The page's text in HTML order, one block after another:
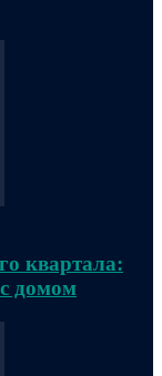
квартала:
домом